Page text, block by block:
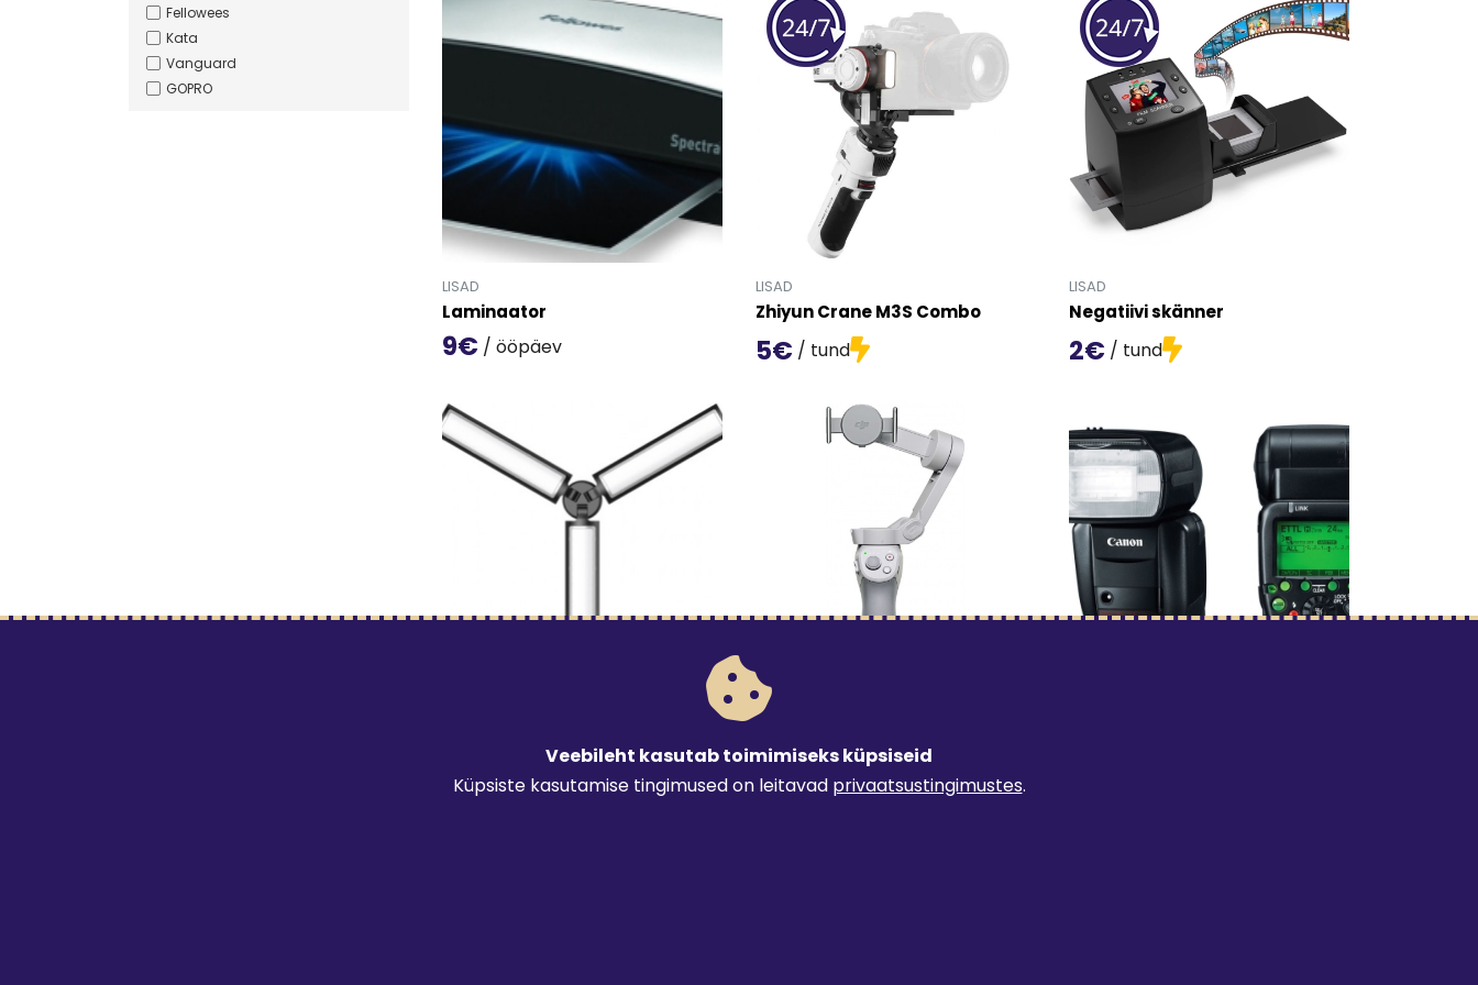
Fellowees
Kata
Vanguard
GOPRO
LISAD
Laminaator
9€ / ööpäev
LISAD
Zhiyun Crane M3S Combo
5€ / tund
LISAD
Negatiivi skänner
2€ / tund
3€ / tund
Mine toote 'Multifunktsionaalne valgusti' detailinfo lehele.
LISAD
3€ / tund
Mine toote 'Stabilisaator nutitelefonile' detailinfo lehele.
Veebileht kasutab toimimiseks küpsiseid
Küpsiste kasutamise tingimused on leitavad privaatsustingimustes.